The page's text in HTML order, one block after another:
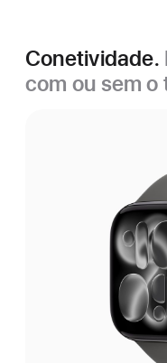
Conetividade.
com ou sem